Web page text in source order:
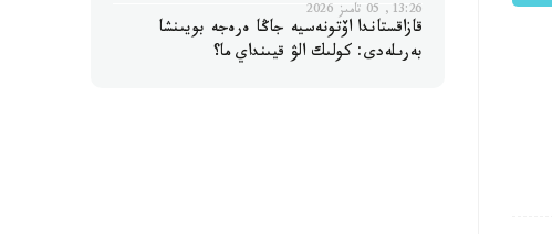
13:26, 05 تامىز 2026
قازاقستاندا اۆتونەسيە جاڭا ەرەجە بويىنشا
بەرىلەدى: كولىك الۋ قيىنداي ما؟